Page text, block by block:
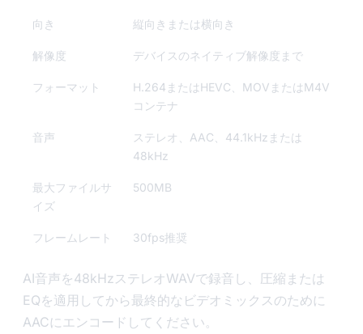
向き 縦向きまたは横向き
解像度 デバイスのネイティブ解像度まで
フォーマット
H.264またはHEVC、MOVまたはM4V
コンテナ
音声
ステレオ、AAC、44.1kHzまたは
48kHz
最大ファイルサ
イズ
500MB
フレームレート 30fps推奨
AI音声を48kHzステレオWAVで録音し、圧縮または
EQを適用してから最終的なビデオミックスのために
AACにエンコードしてください。